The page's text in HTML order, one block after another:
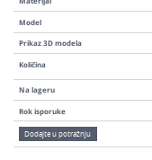
Model
Prikaz 3D modela
Količina
Na lageru
Rok isporuke
Dodajte u potražnju